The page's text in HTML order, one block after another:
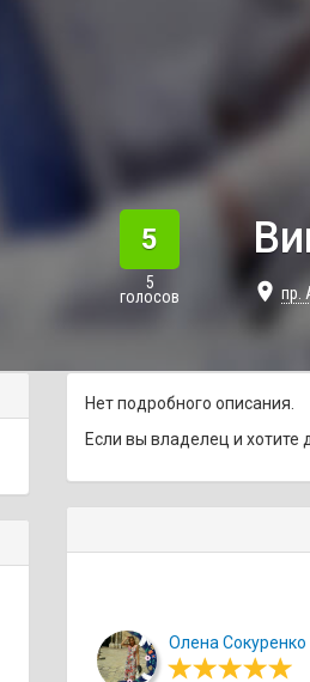
5
5
голосов place пр.
Нет подробного описания.
Если вы владелец и
Олена Сокуренко